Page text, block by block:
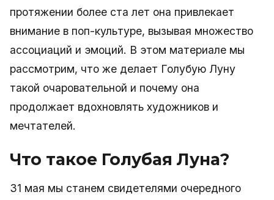
протяжении более ста лет она привлекает
внимание в поп-культуре, вызывая множество
ассоциаций и эмоций. В этом материале мы
рассмотрим, что же делает Голубую Луну
такой очаровательной и почему она
продолжает вдохновлять художников и
мечтателей.
Что такое Голубая Луна?
31 мая мы станем свидетелями очередного